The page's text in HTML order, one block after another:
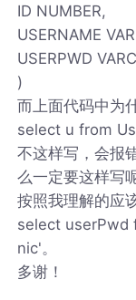
ID NUMBER,
USERNAME
USERPWD
)
而上面代码中为
select u from
不这样写，会报
么一定要这样写呢
按照我理解的应
select userPwd
nic'。
多谢！